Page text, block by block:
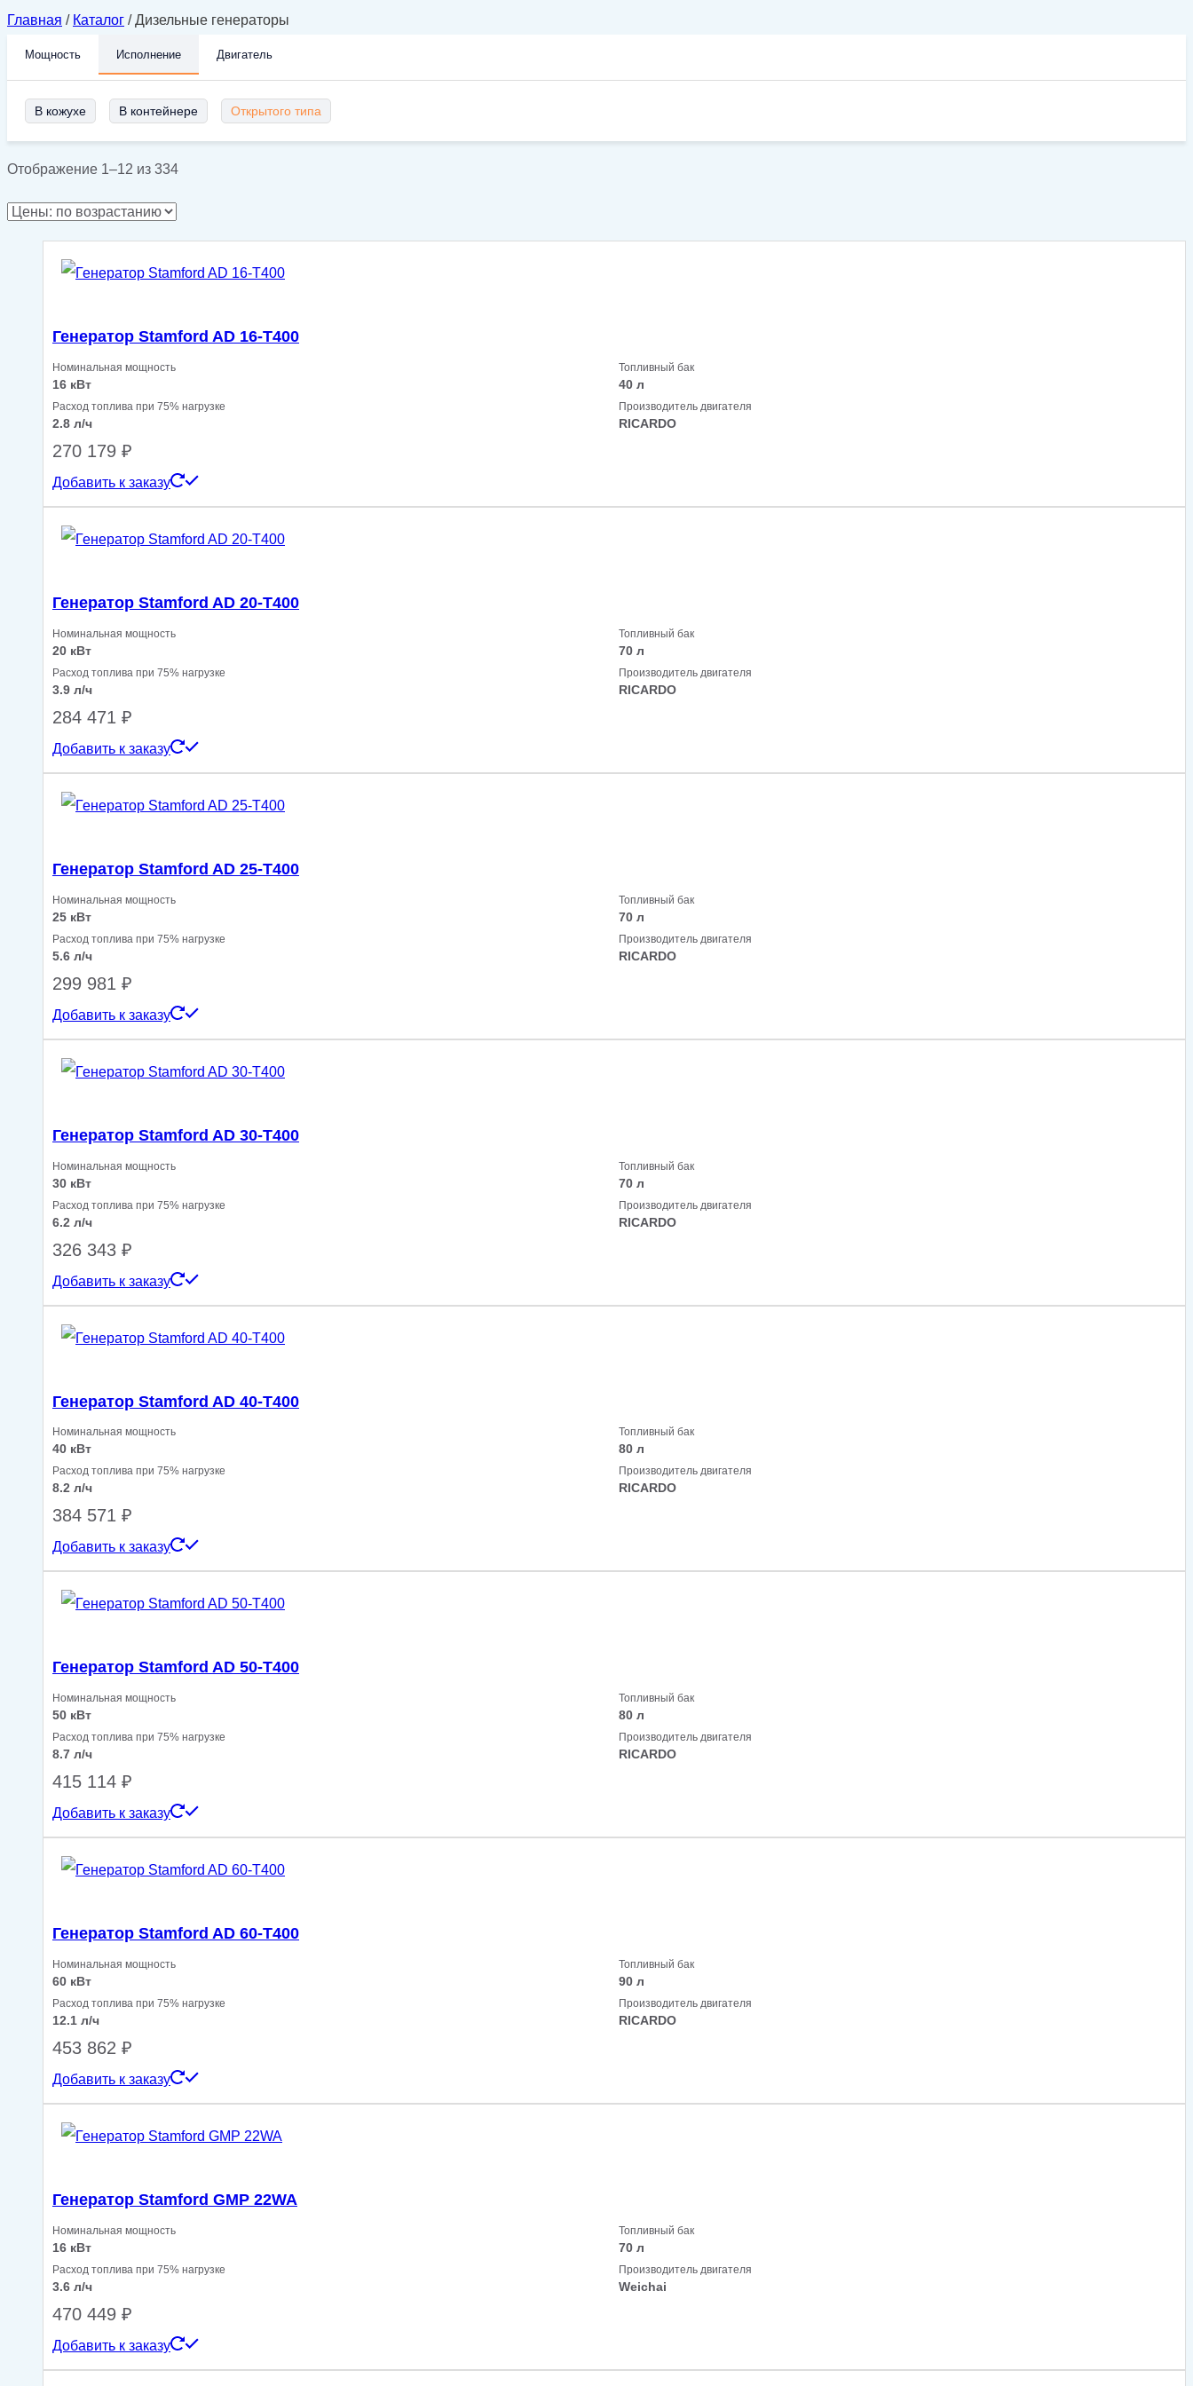
Главная / Каталог / Дизельные генераторы
Мощность Исполнение Двигатель
В кожухе В контейнере Открытого типа
Отображение 1–12 из 334Цены:
Генератор Stamford AD 16-T400
Номинальная мощность
16 кВт
Топливный бак
40 л
Расход топлива при 75% нагрузке
2.8 л/ч
Производитель двигателя
RICARDO
270 179 ₽
Добавить к заказу
Генератор Stamford AD 20-T400
Номинальная мощность
20 кВт
Топливный бак
70 л
Расход топлива при 75% нагрузке
3.9 л/ч
Производитель двигателя
RICARDO
284 471 ₽
Добавить к заказу
Генератор Stamford AD 25-T400
Номинальная мощность
25 кВт
Топливный бак
70 л
Расход топлива при 75% нагрузке
5.6 л/ч
Производитель двигателя
RICARDO
299 981 ₽
Добавить к заказу
Генератор Stamford AD 30-T400
Номинальная мощность
30 кВт
Топливный бак
70 л
Расход топлива при 75% нагрузке
6.2 л/ч
Производитель двигателя
RICARDO
326 343 ₽
Добавить к заказу
Генератор Stamford AD 40-T400
Номинальная мощность
40 кВт
Топливный бак
80 л
Расход топлива при 75% нагрузке
8.2 л/ч
Производитель двигателя
RICARDO
384 571 ₽
Добавить к заказу
Генератор Stamford AD 50-T400
Номинальная мощность
50 кВт
Топливный бак
80 л
Расход топлива при 75% нагрузке
8.7 л/ч
Производитель двигателя
RICARDO
415 114 ₽
Добавить к заказу
Генератор Stamford AD 60-T400
Номинальная мощность
60 кВт
Топливный бак
90 л
Расход топлива при 75% нагрузке
12.1 л/ч
Производитель двигателя
RICARDO
453 862 ₽
Добавить к заказу
Генератор Stamford GMP 22WA
Номинальная мощность
16 кВт
Топливный бак
70 л
Расход топлива при 75% нагрузке
3.6 л/ч
Производитель двигателя
Weichai
470 449 ₽
Добавить к заказу